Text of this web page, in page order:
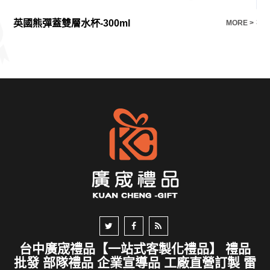
英國熊彈蓋雙層水杯-300ml MORE > 折
台中廣宬禮品【一站式客製化禮品】 禮品
批發 部隊禮品 企業宣導品 工廠直營訂製 雷